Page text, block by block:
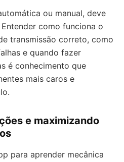
ou manual, deve
como funciona o
transmissão correto, como
e quando fazer
é conhecimento que
mais caros e
e maximizando
para aprender mecânica